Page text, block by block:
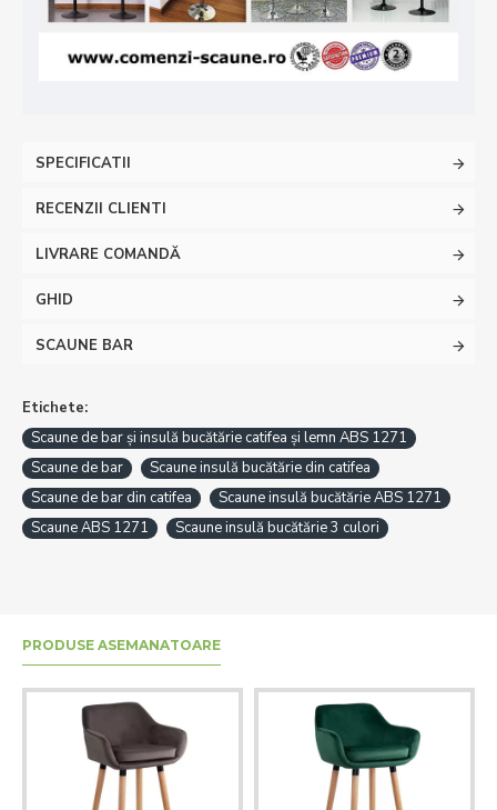
SPECIFICATII
RECENZII CLIENTI
LIVRARE COMANDĂ
GHID
SCAUNE BAR
Etichete:
Scaune de bar și insulă bucătărie catifea și lemn ABS 1271
Scaune de bar
Scaune insulă bucătărie din catifea
Scaune de bar din catifea
Scaune insulă bucătărie ABS 1271
Scaune ABS 1271
Scaune insulă bucătărie 3 culori
PRODUSE ASEMANATOARE